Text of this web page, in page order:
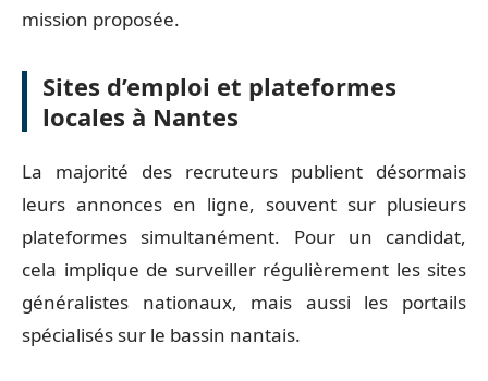
mission proposée.
Sites d’emploi et plateformes
locales à Nantes
La majorité des recruteurs publient désormais
leurs annonces en ligne, souvent sur plusieurs
plateformes simultanément. Pour un candidat,
cela implique de surveiller régulièrement les sites
généralistes nationaux, mais aussi les portails
spécialisés sur le bassin nantais.